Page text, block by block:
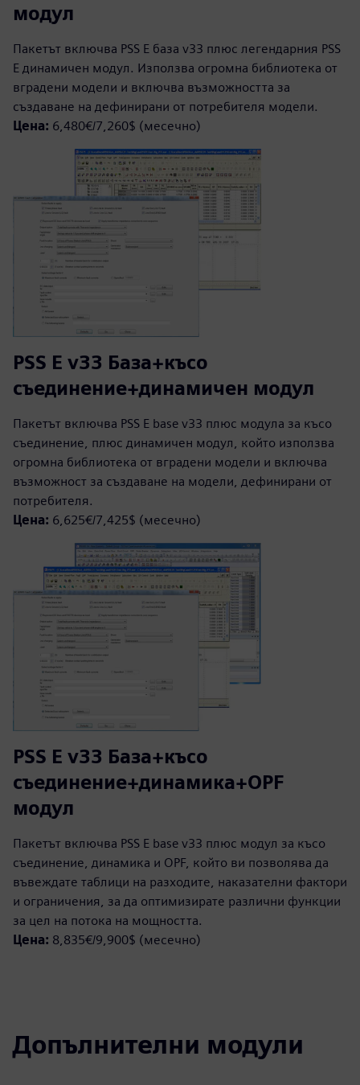
модул
Пакетът включва PSS E база v33 плюс легендарния PSS
E динамичен модул. Използва огромна библиотека от
вградени модели и включва възможността за
създаване на дефинирани от потребителя модели.
Цена: 6,480€/7,260$ (месечно)
PSS E v33 База+късо
съединение+динамичен модул
Пакетът включва PSS E base v33 плюс модула за късо
съединение, плюс динамичен модул, който използва
огромна библиотека от вградени модели и включва
възможност за създаване на модели, дефинирани от
потребителя.
Цена: 6,625€/7,425$ (месечно)
PSS E v33 База+късо
съединение+динамика+OPF
модул
Пакетът включва PSS E base v33 плюс модул за късо
съединение, динамика и OPF, който ви позволява да
въвеждате таблици на разходите, наказателни фактори
и ограничения, за да оптимизирате различни функции
за цел на потока на мощността.
Цена: 8,835€/9,900$ (месечно)
Допълнителни модули